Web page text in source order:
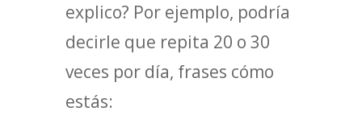
explico? Por ejemplo, podría
decirle que repita 20 o 30
veces por día, frases cómo
estás: